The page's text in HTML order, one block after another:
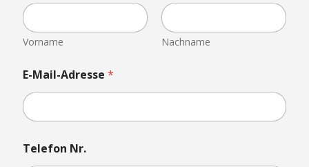
Vorname Nachname
a
m
e
N
.
E
E-Mail-Adresse *
Telefon Nr.